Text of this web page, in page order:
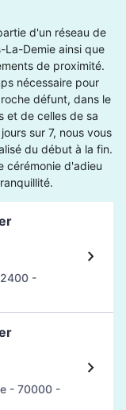
d'un réseau de
Demie ainsi que
de proximité.
nécessaire pour
défunt, dans le
et de celles de sa
sur 7, nous vous
du début à la fin.
cérémonie d'adieu
-
- 70000 -